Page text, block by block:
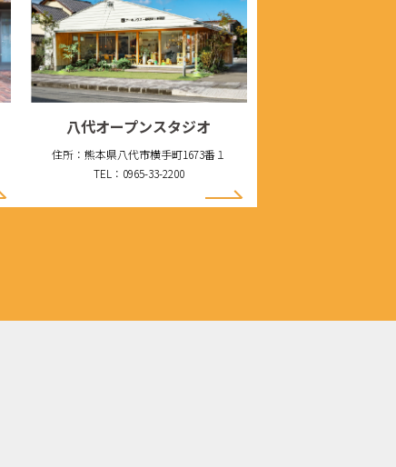
八代オープンスタジオ
住所：熊本県八代市横手町1673番１
TEL：0965-33-2200